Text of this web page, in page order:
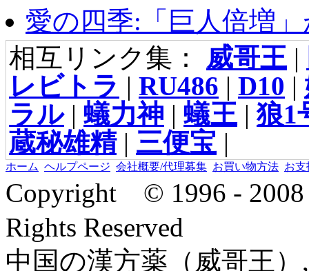
愛の四季:「巨人倍増
相互リンク集： 威哥王 |
レビトラ | RU486 | D10 |
ラル| 蟻力神 | 蟻王 |狼1
蔵秘雄精| 三便宝 |
ホーム ヘルプページ 会社概要/代理募集 お買い物方法 お支
Copyright © 1996 -
Rights Reserved
中国の漢方薬（威哥王